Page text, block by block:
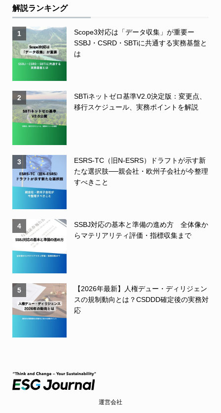
解説ランキング
1
Scope3対応は「データ収集」が重要ー
SSBJ・CSRD・SBTiに共通する実務基盤と
は
2
SBTiネットゼロ基準V2.0決定版：変更点、
移行スケジュール、実務ポイントを解説
3
ESRS-TC（旧N-ESRS）ドラフトが示す新
たな選択肢──親会社・欧州子会社が今整理
すべきこと
4
SSBJ対応の基本と準備の進め方 全体像か
らマテリアリティ評価・指標収集まで
5
【2026年最新】人権デュー・ディリジェン
スの規制動向とは？CSDDD確定後の実務対
応
運営会社